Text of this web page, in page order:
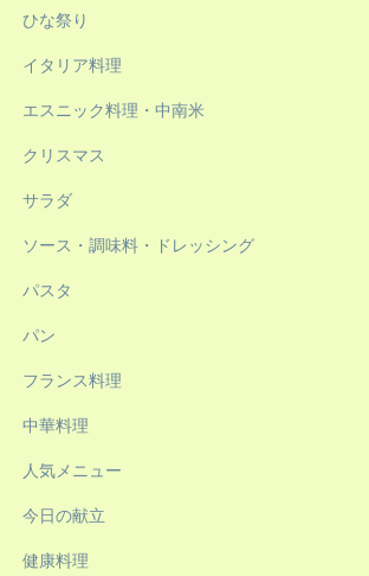
ひな祭り
イタリア料理
エスニック料理・中南米
クリスマス
サラダ
ソース・調味料・ドレッシング
パスタ
パン
フランス料理
中華料理
人気メニュー
今日の献立
健康料理